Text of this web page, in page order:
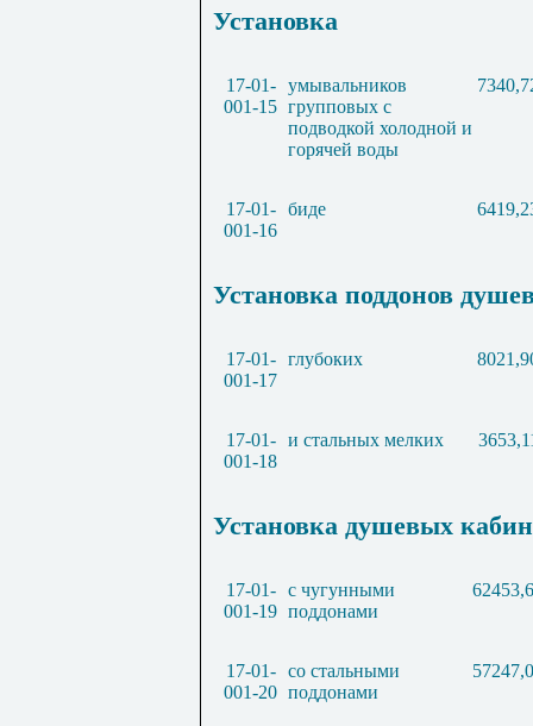
Установка
17-01-
001-15
умывальников
групповых с
подводкой холодной и
горячей воды
17-01-
001-16
биде
Установка поддонов
17-01-
001-17
глубоких
17-01-
001-18
и стальных мелких
Установка душевых кабин
17-01-
001-19
с чугунными
поддонами
17-01-
001-20
со стальными
поддонами